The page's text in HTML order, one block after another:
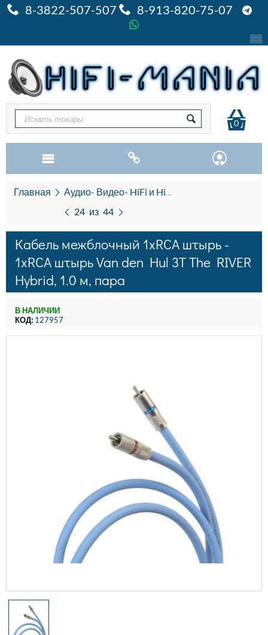
8-3822-507-507 8-913-820-75-07
0
Главная Аудио- Видео- HiFi и HiEND
24 из 44
Кабель межблочный 1xRCA штырь -
1xRCA штырь Van den Hul 3T The RIVER
Hybrid, 1.0 м, пара
В НАЛИЧИИ
КОД: 127957